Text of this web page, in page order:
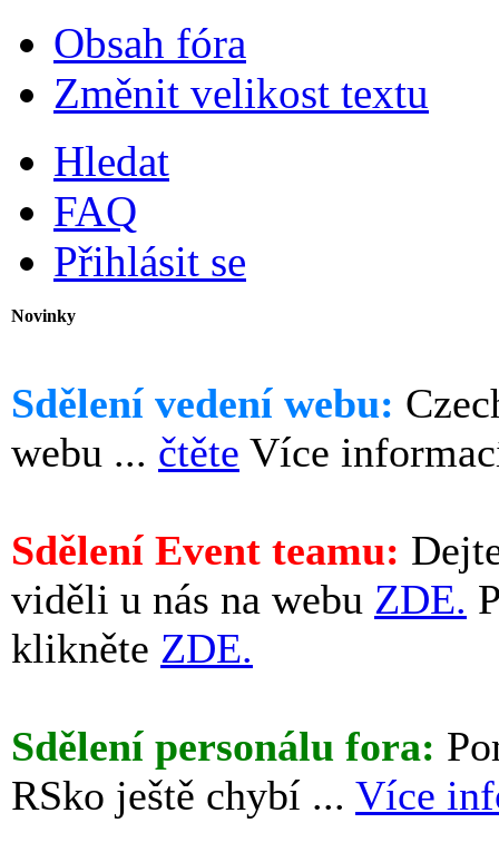
Obsah fóra
Změnit velikost textu
Hledat
FAQ
Přihlásit se
Novinky
Sdělení vedení webu:
webu ... čtěte Více
Sdělení Event teamu:
viděli u nás na webu ZDE.
klikněte ZDE.
Sdělení personálu fora:
RSko ještě chybí ... Více